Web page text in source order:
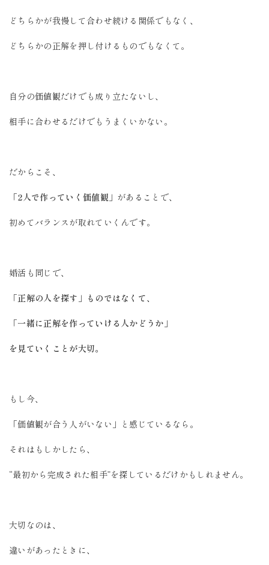
どちらかが我慢して合わせ続ける関係でもなく、
どちらかの正解を押し付けるものでもなくて。
自分の価値観だけでも成り立たないし、
相手に合わせるだけでもうまくいかない。
だからこそ、
「2人で作っていく価値観」 があることで、
初めてバランスが取れていくんです。
婚活も同じで、
「正解の人を探す」ものではなくて、
「一緒に正解を作っていける人かどうか」
を見ていくことが大切。
もし今、
「価値観が合う人がいない」と感じているなら。
それはもしかしたら、
“最初から完成された相手”を探しているだけかもしれません。
大切なのは、
違いがあったときに、